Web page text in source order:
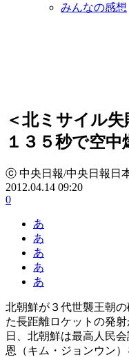
みんなの感想
＜北ミサイル
１３５秒で空中
ⓒ 中央日報/中央日報日
2012.04.14 09:20
0
あ
あ
あ
あ
あ
北朝鮮が３代世襲王朝の
た長距離ロケットの発
日、北朝鮮は最高人民
恩（キム・ジョンウン